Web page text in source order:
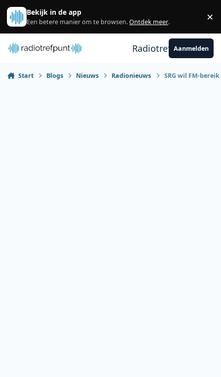
Spring naar bijdragen
Bekijk in de app
Een betere manier om te browsen.Ontdek meer. ×
RadiotrefpuntAanmelden
Start Blogs Nieuws Radionieuws SRG wil FM-